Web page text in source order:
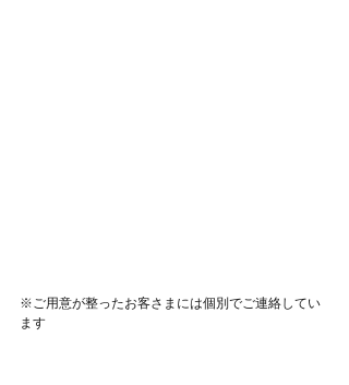
※ご用意が整ったお客さまには個別でご連絡してい
ます